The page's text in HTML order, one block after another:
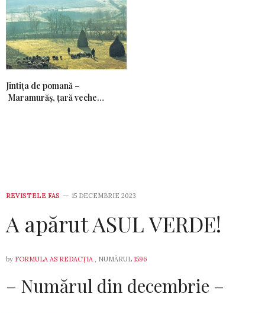
Jintiţa de pomană –
Maramurăş, ţară veche…
REVISTELE FAS 15 DECEMBRIE 2023
A apărut ASUL VERDE!
by FORMULA AS REDACȚIA , NUMĂRUL 1596
– Numărul din decembrie –